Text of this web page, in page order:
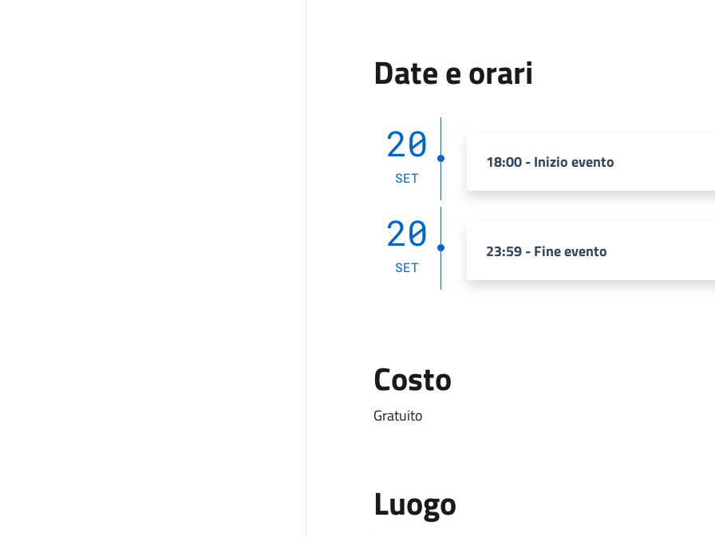
Date e orari
20
SET
18:00 - Inizio evento
20
SET
23:59 - Fine evento
Costo
Gratuito
Luogo